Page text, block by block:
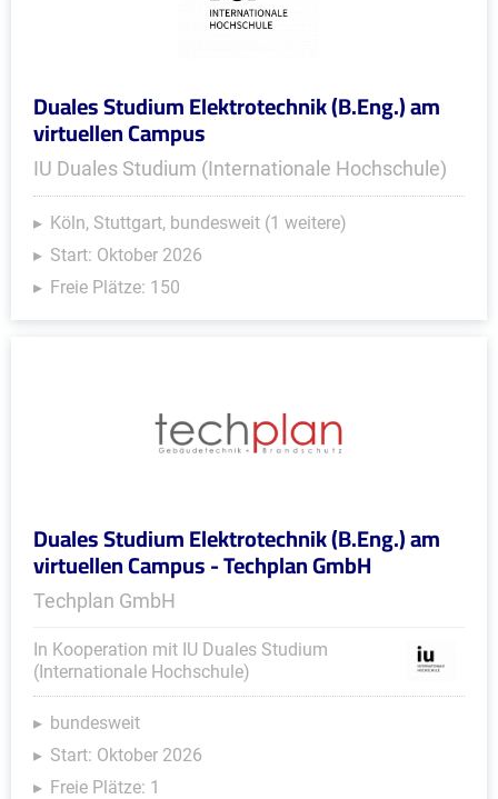
Duales Studium Elektrotechnik (B.Eng.) am
virtuellen Campus
IU Duales Studium (Internationale Hochschule)
Köln, Stuttgart, bundesweit (1 weitere)
Start: Oktober 2026
Freie Plätze: 150
Duales Studium Elektrotechnik (B.Eng.) am
virtuellen Campus - Techplan GmbH
Techplan GmbH
In Kooperation mit IU Duales Studium
(Internationale Hochschule)
bundesweit
Start: Oktober 2026
Freie Plätze: 1